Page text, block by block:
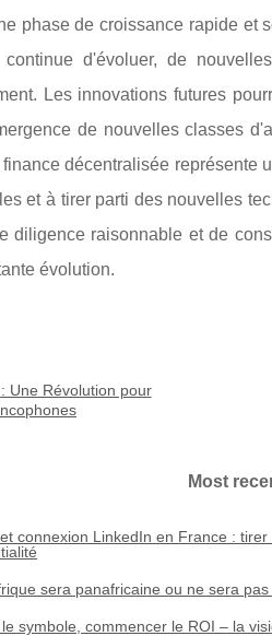
phase de croissance rapide
continue d'évoluer, de
Les innovations futures
de nouvelles classes
décentralisée
et à tirer parti des nouvelles
diligence raisonnable et de
évolution.
Une Révolution pour
Most
connexion LinkedIn en France :
sera panafricaine ou ne sera
symbole, commencer le ROI – la